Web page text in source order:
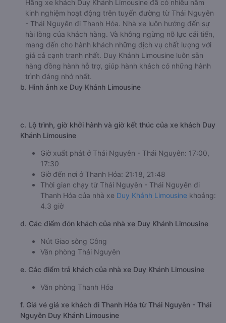
Hãng xe khách Duy Khánh Limousine đã có nhiều năm
kinh nghiệm hoạt động trên tuyến đường từ Thái Nguyên
- Thái Nguyên đi Thanh Hóa. Nhà xe luôn hướng đến sự
hài lòng của khách hàng. Và không ngừng nỗ lực cải tiến,
mang đến cho hành khách những dịch vụ chất lượng với
giá cả cạnh tranh nhất. Duy Khánh Limousine luôn sẵn
hàng đồng hành hỗ trợ, giúp hành khách có những hành
trình đáng nhớ nhất.
b. Hình ảnh xe Duy Khánh Limousine
c. Lộ trình, giờ khởi hành và giờ kết thúc của xe khách Duy
Khánh Limousine
Giờ xuất phát ở Thái Nguyên - Thái Nguyên: 17:00,
17:30
Giờ đến nơi ở Thanh Hóa: 21:18, 21:48
Thời gian chạy từ Thái Nguyên - Thái Nguyên đi
Thanh Hóa của nhà xe Duy Khánh Limousine khoảng:
4.3 giờ
d. Các điểm đón khách của nhà xe Duy Khánh Limousine
Nút Giao sông Công
Văn phòng Thái Nguyên
e. Các điểm trả khách của nhà xe Duy Khánh Limousine
Văn phòng Thanh Hóa
f. Giá vé giá xe khách đi Thanh Hóa từ Thái Nguyên - Thái
Nguyên Duy Khánh Limousine